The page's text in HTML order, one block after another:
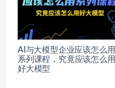
AI与大模型企业应该怎么用
系列课程，究竟应该怎么用
好大模型